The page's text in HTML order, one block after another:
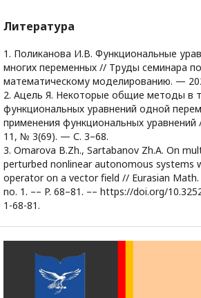
Литература
1. Поликанова И.В. Функциональные
многих переменных // Труды семинара
математическому моделированию. —
2. Ацель Я. Некоторые общие методы в
функциональных уравнений одной
применения функциональных
11, № 3(69). — С. 3–68.
3. Omarova B.Zh., Sartabanov Zh.A. On
perturbed nonlinear autonomous systems
operator on a vector ﬁeld // Eurasian Math.
no. 1. –– P. 68–81. –– https://doi.org/
1-68-81.